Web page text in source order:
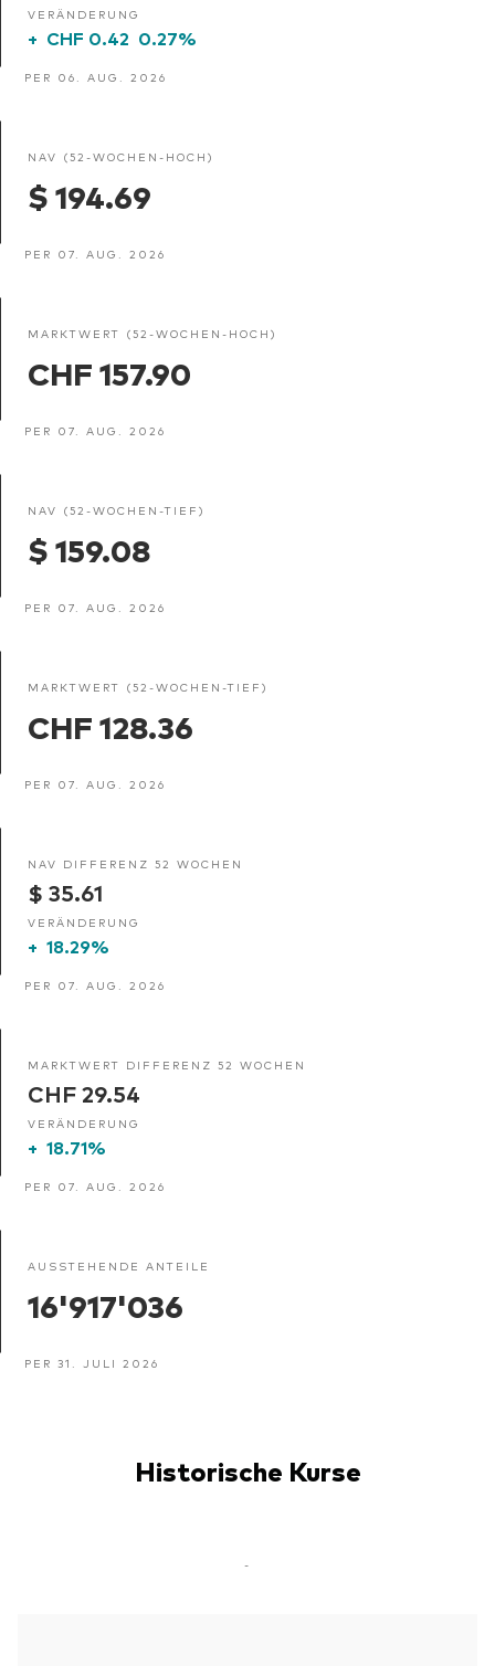
VERÄNDERUNG
+ CHF 0.42 0.27%
PER 06. AUG. 2026
NAV (52-WOCHEN-HOCH)
$ 194.69
PER 07. AUG. 2026
MARKTWERT (52-WOCHEN-HOCH)
CHF 157.90
PER 07. AUG. 2026
NAV (52-WOCHEN-TIEF)
$ 159.08
PER 07. AUG. 2026
MARKTWERT (52-WOCHEN-TIEF)
CHF 128.36
PER 07. AUG. 2026
NAV DIFFERENZ 52 WOCHEN
$ 35.61
VERÄNDERUNG
+ 18.29%
PER 07. AUG. 2026
MARKTWERT DIFFERENZ 52 WOCHEN
CHF 29.54
VERÄNDERUNG
+ 18.71%
PER 07. AUG. 2026
AUSSTEHENDE ANTEILE
16'917'036
PER 31. JULI 2026
Historische Kurse
-